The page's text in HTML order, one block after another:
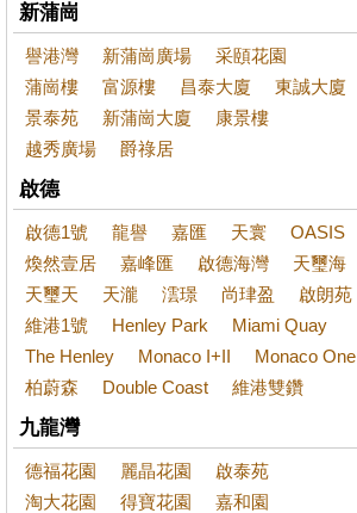
新蒲崗
譽港灣 新蒲崗廣場
采頤花園
蒲崗樓
富源樓 昌泰大廈
東誠大廈
景泰苑
新蒲崗大廈
康景樓
越秀廣場
爵祿居
啟德
啟德1號 龍譽 嘉匯 天寰
OASIS
煥然壹居
嘉峰匯 啟德海灣
天璽海
天璽天
天瀧 澐璟 尚珒盈
啟朗苑
維港1號
Henley Park
Miami Quay
The Henley
Monaco I+II
Monaco One
柏蔚森
Double Coast 維港雙鑽
九龍灣
德福花園 麗晶花園
啟泰苑
淘大花園
得寶花園 嘉和園